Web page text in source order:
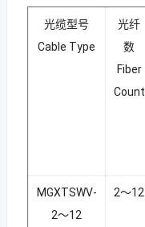
光缆型号
Cable Type
光纤
数
Fiber
Count
MGXTSWV-
2～12
2～12